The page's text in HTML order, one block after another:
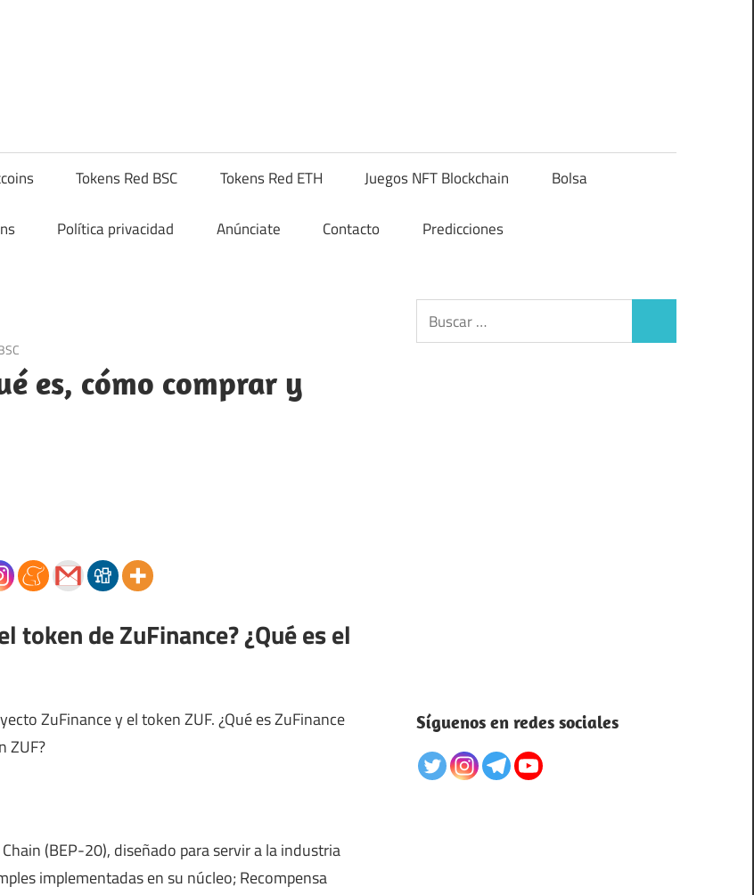
Tokens Red BSC Tokens Red ETH Juegos NFT Blockchain Bolsa
Política privacidad Anúnciate Contacto Predicciones
es, cómo comprar y
token de ZuFinance? ¿Qué es el
ZuFinance y el token ZUF. ¿Qué es ZuFinance
ZUF?
(BEP-20), diseñado para servir a la industria
implementadas en su núcleo; Recompensa
Buscar:
Síguenos en redes sociales